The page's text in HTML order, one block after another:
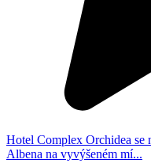
Hotel Complex Orchidea se
Albena na vyvýšeném mí...